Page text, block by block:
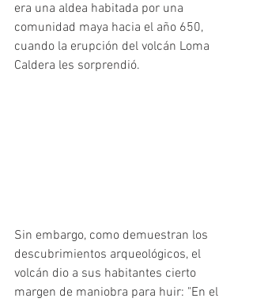
era una aldea habitada por una
comunidad maya hacia el año 650,
cuando la erupción del volcán Loma
Caldera les sorprendió.
Sin embargo, como demuestran los
descubrimientos arqueológicos, el
volcán dio a sus habitantes cierto
margen de maniobra para huir: "En el